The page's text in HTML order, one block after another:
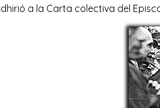
a la Carta colectiva del